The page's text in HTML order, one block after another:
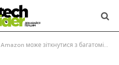
Amazon може зіткнутися з багатомільярдними штрафами у США